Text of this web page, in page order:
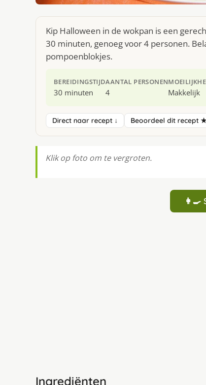
Kip Halloween in de wokpan is een
30 minuten, genoeg voor 4 personen.
pompoenblokjes.
BEREIDINGSTIJD
30 minuten
AANTAL PERSONEN
4 Makkelijk
Direct naar recept ↓ Beoordeel dit recept
Klik op foto om te vergroten.
👩‍🍳
Ingrediënten